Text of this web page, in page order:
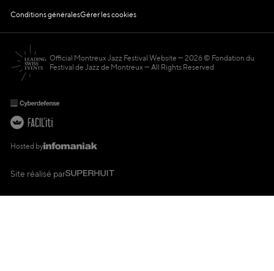
Conditions généralesGérer les cookies
Official Montreux Jazz Festival Website
2026 © Fondation du
Festival de Jazz de Montreux — All Rights Reserved
Hosted by
Site réalisé par